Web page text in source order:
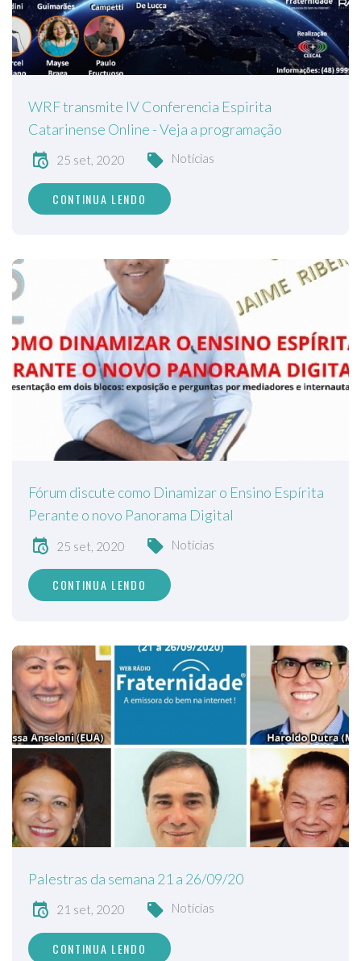
WRF transmite IV Conferencia Espirita
Catarinense Online - Veja a programação
25 set, 2020 Notícias
CONTINUA LENDO
Fórum discute como Dinamizar o Ensino Espírita
Perante o novo Panorama Digital
25 set, 2020 Notícias
CONTINUA LENDO
Palestras da semana 21 a 26/09/20
21 set, 2020 Notícias
CONTINUA LENDO